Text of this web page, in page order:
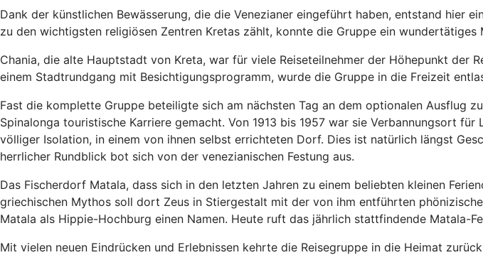
Dank der künstlichen Bewässerung, die die Venezianer eingeführt haben, entstand hier
zu den wichtigsten religiösen Zentren Kretas zählt, konnte die Gruppe ein
Chania, die alte Hauptstadt von Kreta, war für viele Reiseteilnehmer der Höhepunkt der
einem Stadtrundgang mit Besichtigungsprogramm, wurde die Gruppe in die Freizeit
Fast die komplette Gruppe beteiligte sich am nächsten Tag an dem optionalen Ausflug
Spinalonga touristische Karriere gemacht. Von 1913 bis 1957 war sie Verbannungsort
völliger Isolation, in einem von ihnen selbst errichteten Dorf. Dies ist natürlich längst
herrlicher Rundblick bot sich von der venezianischen Festung aus.
Das Fischerdorf Matala, dass sich in den letzten Jahren zu einem beliebten kleinen
griechischen Mythos soll dort Zeus in Stiergestalt mit der von ihm entführten
Matala als Hippie-Hochburg einen Namen. Heute ruft das jährlich stattfindende Matala-
Mit vielen neuen Eindrücken und Erlebnissen kehrte die Reisegruppe in die Heimat